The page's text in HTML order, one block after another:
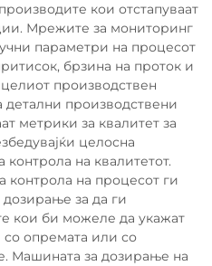
кои отстапуваат
Мрежите за мониторинг
параметри на процесот
брзина на проток и
производствен
производствени
метрики за квалитет за
целосна
на квалитетот.
контрола на процесот ги
дозирање за да ги
кои би можеле да укажат
опремата или со
Машината за дозирање на